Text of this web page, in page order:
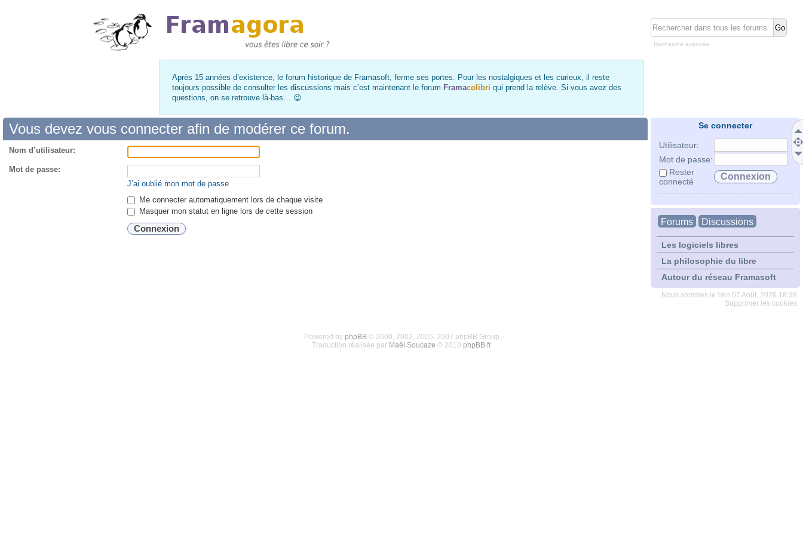
Recherche avancée
Après 15 années d’existence, le forum historique de Framasoft, ferme ses portes. Pour les nostalgiques et les curieux, il reste
toujours possible de consulter les discussions mais c’est maintenant le forum Framacolibri qui prend la relève. Si vous avez des
questions, on se retrouve là-bas… 😉
Se connecter
Utilisateur:
Mot de passe:
Rester
connecté
Forums Discussions
Les logiciels libres
La philosophie du libre
Autour du réseau Framasoft
Nous sommes le Ven 07 Août, 2026 18:38
Supprimer les cookies
Vous devez vous connecter afin de modérer ce forum.
Nom d’utilisateur:
Mot de passe:
J’ai oublié mon mot de passe
Me connecter automatiquement lors de chaque visite
Masquer mon statut en ligne lors de cette session
Powered by phpBB© 2000, 2002, 2005, 2007 phpBB Group
Traduction réalisée par Maël Soucaze © 2010 phpBB.fr